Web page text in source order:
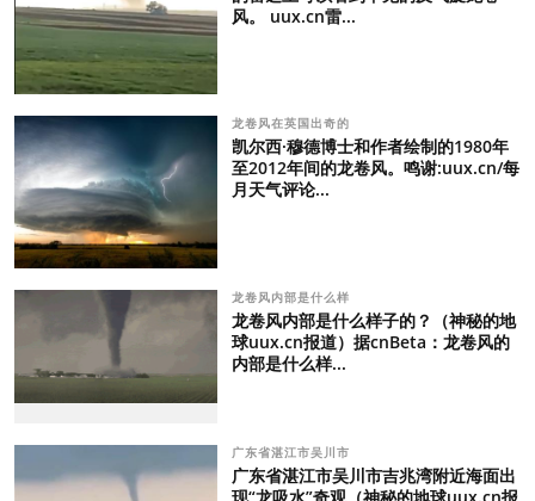
风。 uux.cn雷...
龙卷风在英国出奇的
凯尔西·穆德博士和作者绘制的1980年
至2012年间的龙卷风。鸣谢:uux.cn/每
月天气评论...
龙卷风内部是什么样
龙卷风内部是什么样子的？（神秘的地
球uux.cn报道）据cnBeta：龙卷风的
内部是什么样...
广东省湛江市吴川市
广东省湛江市吴川市吉兆湾附近海面出